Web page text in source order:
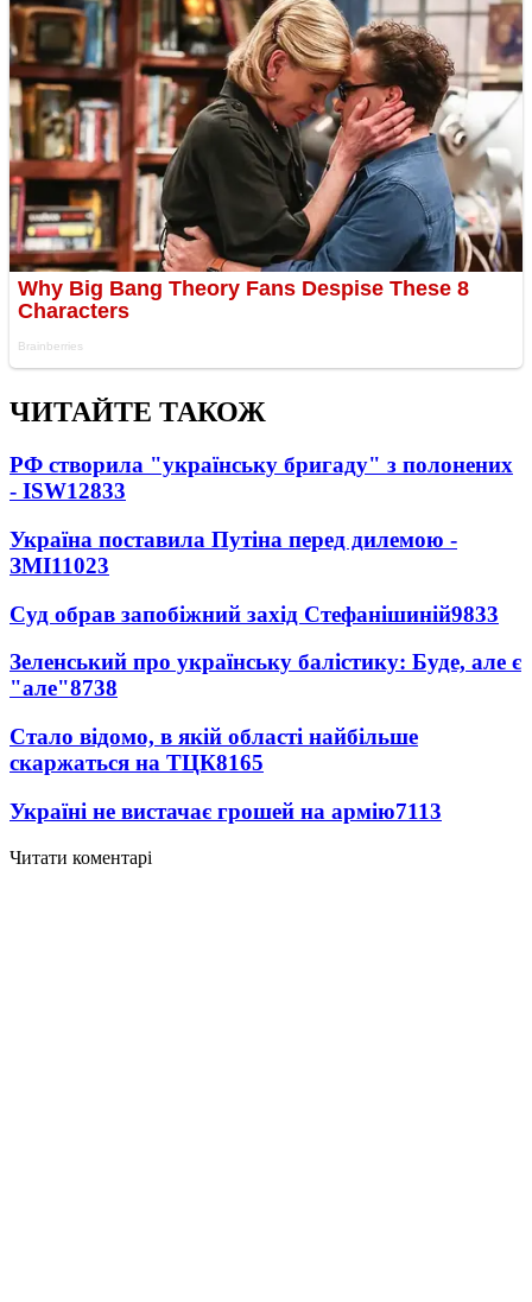
ЧИТАЙТЕ ТАКОЖ
РФ створила "українську бригаду" з полонених
- ISW12833
Україна поставила Путіна перед дилемою -
ЗМІ11023
Суд обрав запобіжний захід Стефанішиній9833
Зеленський про українську балістику: Буде, але є
"але"8738
Стало відомо, в якій області найбільше
скаржаться на ТЦК8165
Україні не вистачає грошей на армію7113
Читати коментарі